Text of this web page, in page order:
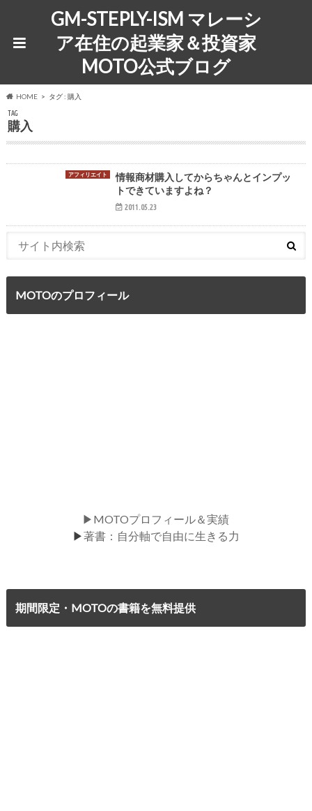
GM-STEPLY-ISM マレーシ
ア在住の起業家＆投資家
MOTO公式ブログ
HOME タグ : 購入
TAG
購入
アフィリエイト
情報商材購入してからちゃんとインプッ
トできていますよね？
2011.05.23
MOTOのプロフィール
▶MOTOプロフィール＆実績
▶著書：自分軸で自由に生きる力
期間限定・MOTOの書籍を無料提供